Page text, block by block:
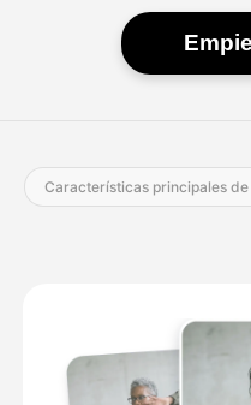
Características principales